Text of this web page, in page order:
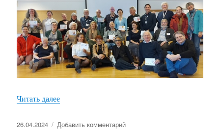
Читать далее«Ежегодная встреча 4й Зоны»
Опубликовано
26.04.2024 Добавить комментарийк